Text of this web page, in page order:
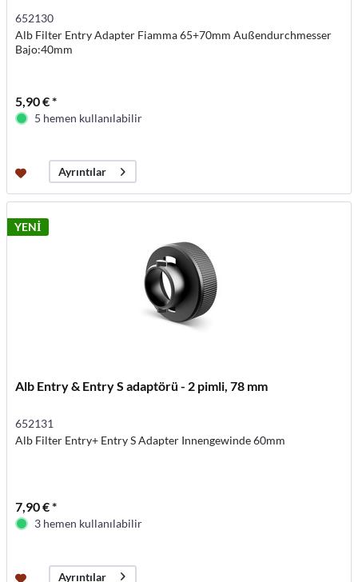
652130
Alb Filter Entry Adapter Fiamma 65+70mm Außendurchmesser
Bajo:40mm
5,90 € *
5 hemen kullanılabilir
Ayrıntılar
YENİ
Alb Entry & Entry S adaptörü - 2 pimli, 78 mm
652131
Alb Filter Entry+ Entry S Adapter Innengewinde 60mm
7,90 € *
3 hemen kullanılabilir
Ayrıntılar